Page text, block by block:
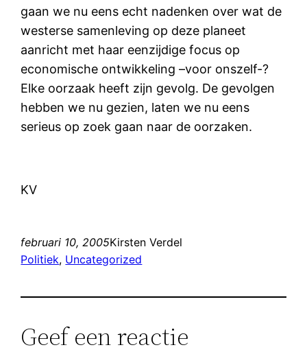
gaan we nu eens echt nadenken over wat de
westerse samenleving op deze planeet
aanricht met haar eenzijdige focus op
economische ontwikkeling –voor onszelf-?
Elke oorzaak heeft zijn gevolg. De gevolgen
hebben we nu gezien, laten we nu eens
serieus op zoek gaan naar de oorzaken.
KV
februari 10, 2005Kirsten Verdel
Politiek, Uncategorized
Geef een reactie